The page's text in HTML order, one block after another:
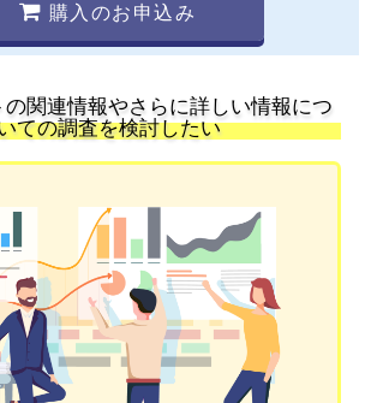
購入のお申込み
の関連情報やさらに詳しい情報につ
ての調査を検討したい